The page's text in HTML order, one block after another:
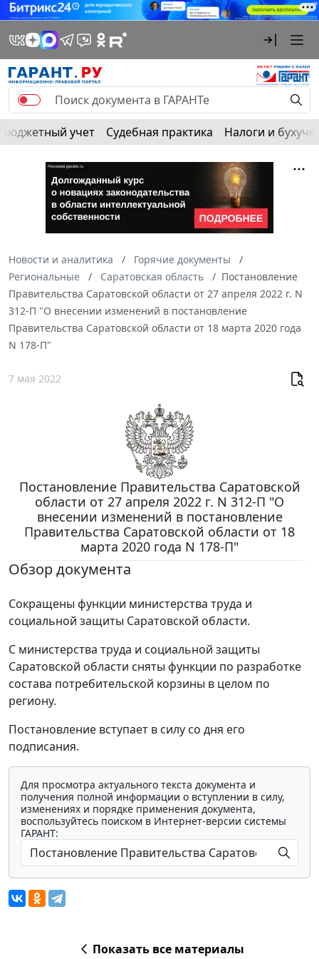
Бюджетный учет Судебная практика Налоги и
Новости и аналитика
Горячие документы
Региональные
Саратовская область
Постановление
Правительства Саратовской области от 27 апреля 2022 г. N
312-П "О внесении изменений в постановление
Правительства Саратовской области от 18 марта 2020 года
N 178-П"
7 мая 2022
Постановление Правительства Саратовской
области от 27 апреля 2022 г. N 312-П "О
внесении изменений в постановление
Правительства Саратовской области от 18
марта 2020 года N 178-П"
Обзор документа
Сокращены функции министерства труда и
социальной защиты Саратовской области.
С министерства труда и социальной защиты
Саратовской области сняты функции по разработке
состава потребительской корзины в целом по
региону.
Постановление вступает в силу со дня его
подписания.
Для просмотра актуального текста документа и
получения полной информации о вступлении в силу,
изменениях и порядке применения документа,
воспользуйтесь поиском в Интернет-версии системы
ГАРАНТ:
Показать все материалы